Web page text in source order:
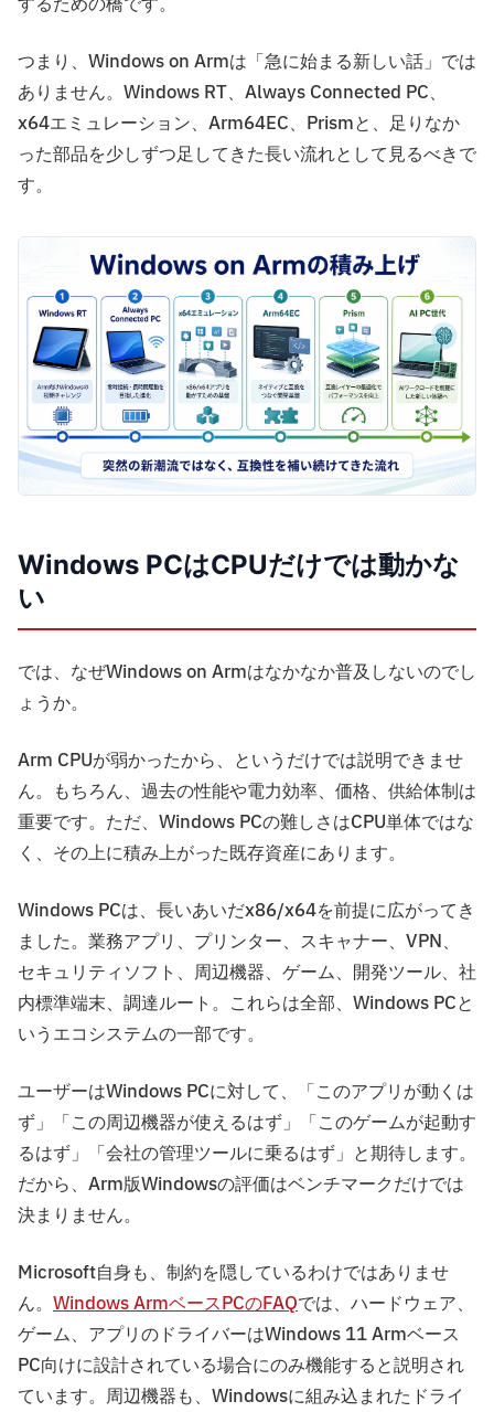
つまり、Windows on Armは「急に始まる新しい話」では
ありません。Windows RT、Always Connected PC、
x64エミュレーション、Arm64EC、Prismと、足りなか
った部品を少しずつ足してきた長い流れとして見るべきで
す。
Windows PCはCPUだけでは動かな
い
では、なぜWindows on Armはなかなか普及しないのでし
ょうか。
Arm CPUが弱かったから、というだけでは説明できませ
ん。もちろん、過去の性能や電力効率、価格、供給体制は
重要です。ただ、Windows PCの難しさはCPU単体ではな
く、その上に積み上がった既存資産にあります。
Windows PCは、長いあいだx86/x64を前提に広がってき
ました。業務アプリ、プリンター、スキャナー、VPN、
セキュリティソフト、周辺機器、ゲーム、開発ツール、社
内標準端末、調達ルート。これらは全部、Windows PCと
いうエコシステムの一部です。
ユーザーはWindows PCに対して、「このアプリが動くは
ず」「この周辺機器が使えるはず」「このゲームが起動す
るはず」「会社の管理ツールに乗るはず」と期待します。
だから、Arm版Windowsの評価はベンチマークだけでは
決まりません。
Microsoft自身も、制約を隠しているわけではありませ
ん。 Windows ArmベースPCのFAQでは、ハードウェア、
ゲーム、アプリのドライバーはWindows 11 Armベース
PC向けに設計されている場合にのみ機能すると説明され
ています。周辺機器も、Windowsに組み込まれたドライ